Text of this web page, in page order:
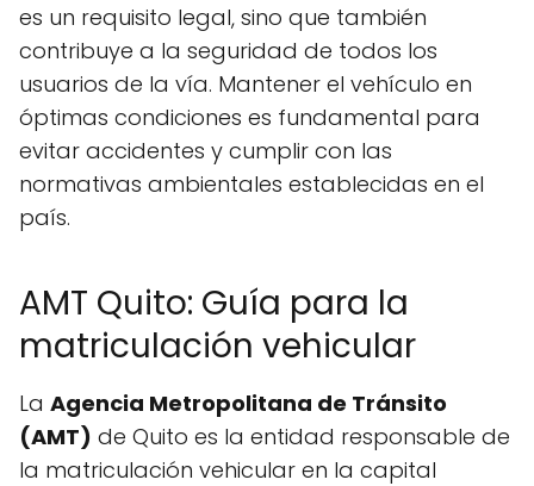
es un requisito legal, sino que también
contribuye a la seguridad de todos los
usuarios de la vía. Mantener el vehículo en
óptimas condiciones es fundamental para
evitar accidentes y cumplir con las
normativas ambientales establecidas en el
país.
AMT Quito: Guía para la
matriculación vehicular
La Agencia Metropolitana de Tránsito
(AMT) de Quito es la entidad responsable de
la matriculación vehicular en la capital